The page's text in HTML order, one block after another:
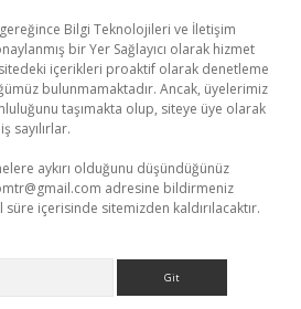
gereğince Bilgi Teknolojileri ve İletişim
bir Yer Sağlayıcı olarak hizmet
içerikleri proaktif olarak denetleme
bulunmamaktadır. Ancak, üyelerimiz
taşımakta olup, siteye üye olarak
sayılırlar.
aykırı olduğunu düşündüğünüz
adresine bildirmeniz
içerisinde sitemizden kaldırılacaktır.